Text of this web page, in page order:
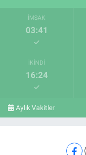
İMSAK
03:41
İKINDI
16:24
Aylık Vakitler